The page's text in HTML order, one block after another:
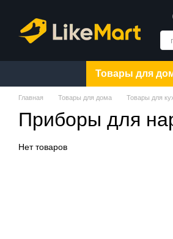
Товары для
Главная Товары для дома Товары для
Приборы для
Нет товаров